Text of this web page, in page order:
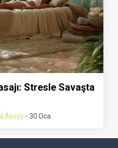
Stresle Savaşta
Aksoy - 30 Oca